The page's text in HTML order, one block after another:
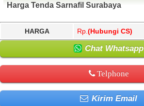
Harga Tenda Sarnafil Surabaya
HARGA Rp. (Hubungi CS)
Chat Whatsapp
Telphone
Kirim Email